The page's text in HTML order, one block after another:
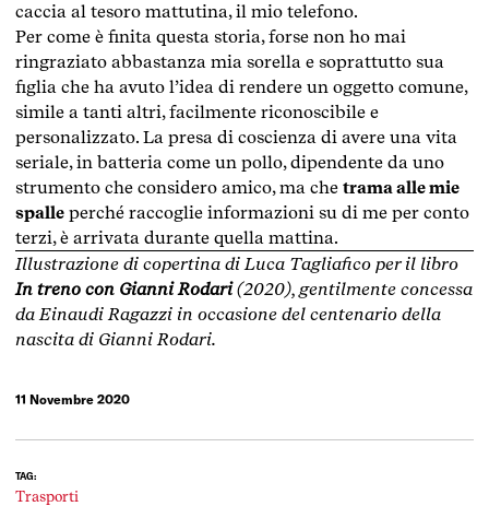
caccia al tesoro mattutina, il mio telefono.
Per come è finita questa storia, forse non ho mai
ringraziato abbastanza mia sorella e soprattutto sua
figlia che ha avuto l’idea di rendere un oggetto comune,
simile a tanti altri, facilmente riconoscibile e
personalizzato. La presa di coscienza di avere una vita
seriale, in batteria come un pollo, dipendente da uno
strumento che considero amico, ma che trama alle mie
spalle perché raccoglie informazioni su di me per conto
terzi, è arrivata durante quella mattina.
Illustrazione di copertina di Luca Tagliafico per il libro
In treno con Gianni Rodari(2020), gentilmente concessa
da Einaudi Ragazzi in occasione del centenario della
nascita di Gianni Rodari.
11 Novembre 2020
TAG:
Trasporti